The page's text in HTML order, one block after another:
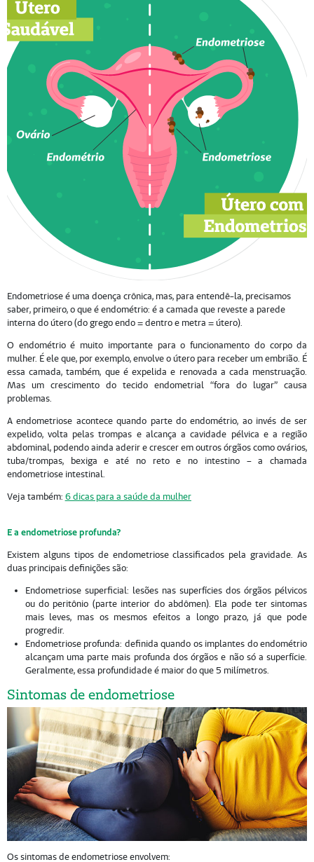
Endometriose é uma doença crônica, mas, para entendê-la, precisamos
saber, primeiro, o que é endométrio: é a camada que reveste a parede
interna do útero (do grego endo = dentro e metra = útero).
O endométrio é muito importante para o funcionamento do corpo da
mulher. É ele que, por exemplo, envolve o útero para receber um embrião. É
essa camada, também, que é expelida e renovada a cada menstruação.
Mas um crescimento do tecido endometrial “fora do lugar” causa
problemas.
A endometriose acontece quando parte do endométrio, ao invés de ser
expelido, volta pelas trompas e alcança a cavidade pélvica e a região
abdominal, podendo ainda aderir e crescer em outros órgãos como ovários,
tuba/trompas, bexiga e até no reto e no intestino – a chamada
endometriose intestinal.
Veja também: 6 dicas para a saúde da mulher
E a endometriose profunda?
Existem alguns tipos de endometriose classificados pela gravidade. As
duas principais definições são:
Endometriose superficial: lesões nas superfícies dos órgãos pélvicos
ou do peritônio (parte interior do abdômen). Ela pode ter sintomas
mais leves, mas os mesmos efeitos a longo prazo, já que pode
progredir.
Endometriose profunda: definida quando os implantes do endométrio
alcançam uma parte mais profunda dos órgãos e não só a superfície.
Geralmente, essa profundidade é maior do que 5 milímetros.
Sintomas de endometriose
Os sintomas de endometriose envolvem: